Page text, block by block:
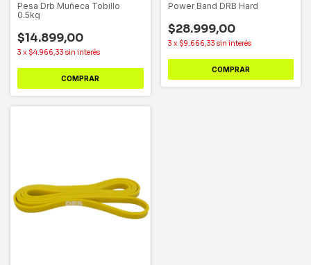
Pesa Drb Muñeca Tobillo
0.5kg
$14.899,00
3 x $4.966,33 sin interés
COMPRAR
Power Band DRB Hard
$28.999,00
3 x $9.666,33 sin interés
COMPRAR